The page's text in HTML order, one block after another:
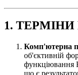
1.
Комп'ютерна
об'єктивній
функціювання
що є